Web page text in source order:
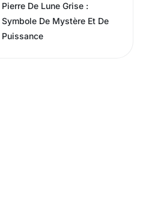
Pierre De Lune Grise :
Symbole De Mystère Et De
Puissance